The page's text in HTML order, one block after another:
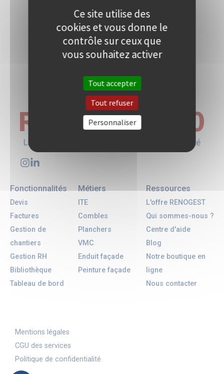
Fonctionnalités
Devis
Factures
Gestion de
chantiers
Gestion RH
Bibliothèque
Tableau de bord
Métiers
ITE
Combles
Planchers
VMC
Enduit façade
Peinture façade
Ressources
L'offre RENOGEST
Qui sommes-nous ?
Centre d'aide
Blog
Notre boutique en
ligne
Nous contacter
Mentions légales
CGU des services
Politique de confidentialité
Ce site utilise des
cookies et vous donne le
contrôle sur ceux que
vous souhaitez activer
Tout accepter
Tout refuser
Personnaliser